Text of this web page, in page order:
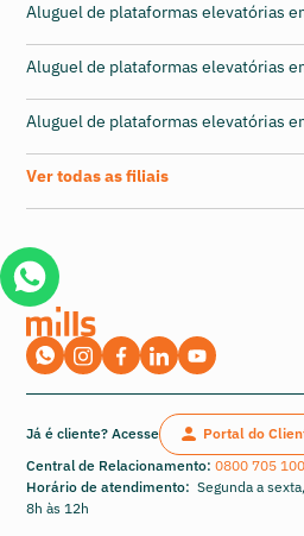
Aluguel de plataformas elevatórias
Aluguel de plataformas elevatórias
Aluguel de plataformas elevatórias
Ver todas as filiais
Já é cliente? Acesse
Portal do
Central de Relacionamento:0800 705
Horário de atendimento:Segunda a
8h às 12h